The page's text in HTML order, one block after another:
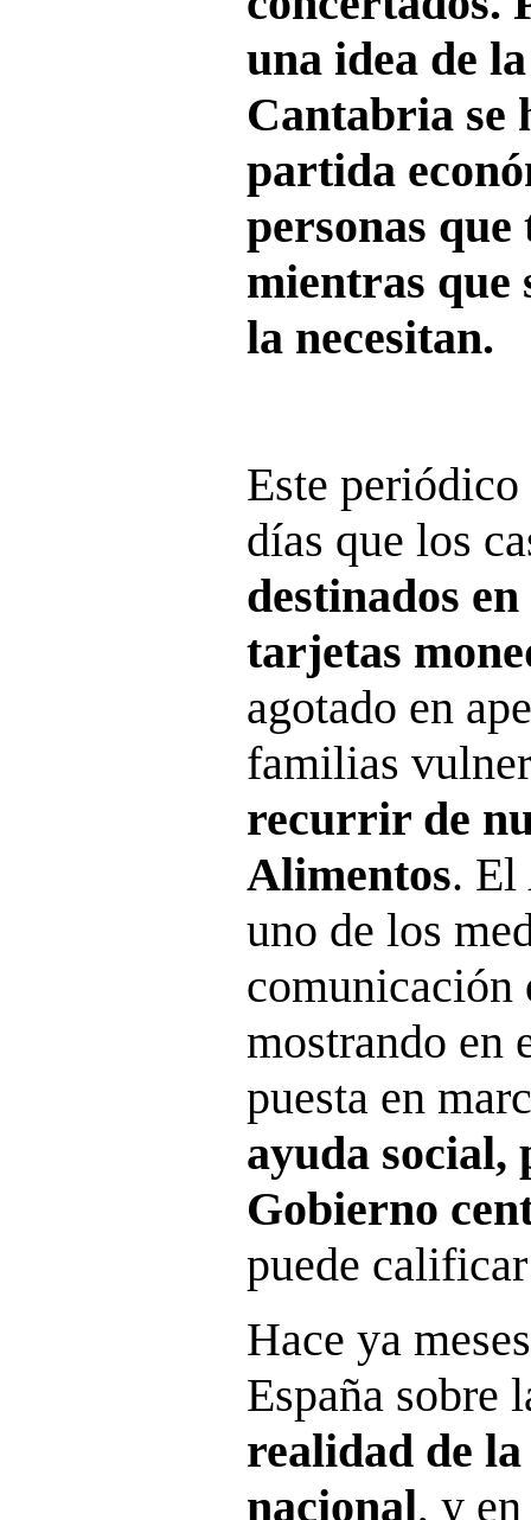
una idea de
Cantabria se
partida
personas
mientras que
la necesitan.
Este
días que los
destinados
tarjetas
agotado en
familias
recurrir de
Alimentos. El
uno de los
comunicación
mostrando en
puesta en
ayuda social,
Gobierno
puede
Hace ya
España sobre
realidad de
nacional, y